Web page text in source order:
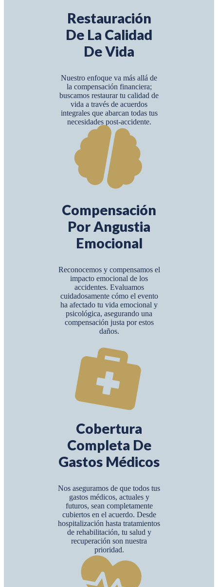
Restauración
De La Calidad
De Vida
Nuestro enfoque va más allá de
la compensación financiera;
buscamos restaurar tu calidad de
vida a través de acuerdos
integrales que abarcan todas tus
necesidades post-accidente.
Compensación
Por Angustia
Emocional
Reconocemos y compensamos el
impacto emocional de los
accidentes. Evaluamos
cuidadosamente cómo el evento
ha afectado tu vida emocional y
psicológica, asegurando una
compensación justa por estos
daños.
Cobertura
Completa De
Gastos Médicos
Nos aseguramos de que todos tus
gastos médicos, actuales y
futuros, sean completamente
cubiertos en el acuerdo. Desde
hospitalización hasta tratamientos
de rehabilitación, tu salud y
recuperación son nuestra
prioridad.